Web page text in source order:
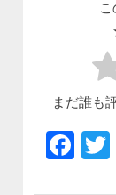
まだ誰も